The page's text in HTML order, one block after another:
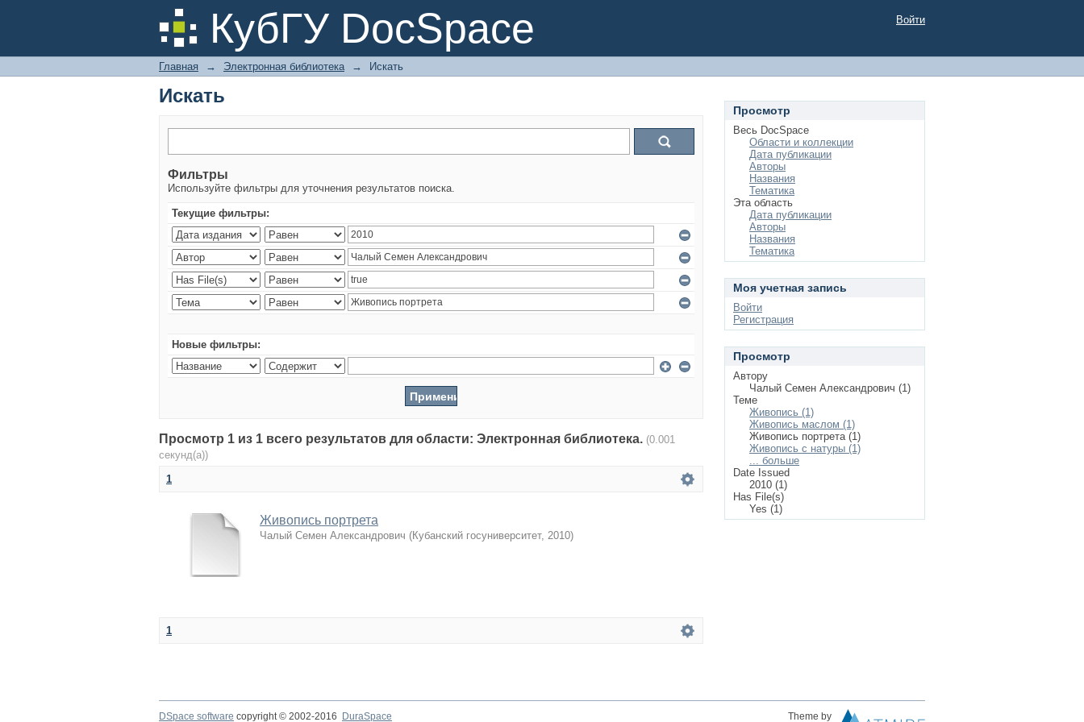
КубГУ DocSpace
Искать Войти
Главная → Электронная библиотека → Искать
Искать
Фильтры
Используйте фильтры для уточнения результатов поиска.
Текущие фильтры:
Новые фильтры:
Просмотр 1 из 1 всего результатов для области: Электронная библиотека. (0.001
секунд(а))
1
Живопись портрета
Чалый Семен Александрович (Кубанский госуниверситет, 2010)
1
Просмотр
Весь DocSpace
Области и коллекции
Дата публикации
Авторы
Названия
Тематика
Эта область
Дата публикации
Авторы
Названия
Тематика
Моя учетная запись
Войти
Регистрация
Просмотр
Автору
Чалый Семен Александрович (1)
Теме
Живопись (1)
Живопись маслом (1)
Живопись портрета (1)
Живопись с натуры (1)
... больше
Date Issued
2010 (1)
Has File(s)
Yes (1)
DSpace software copyright © 2002-2016 DuraSpace Theme by